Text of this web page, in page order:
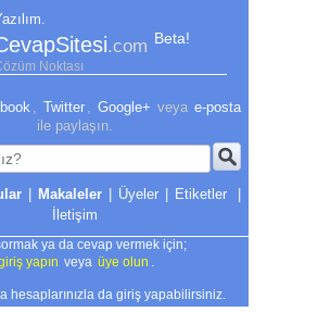
.com Beta!
Noktası
Twitter Google+ veya e-posta
ile paylaşın.
| Makaleler | Üyeler | Etiketler
|
İletişim
ya da cevap vermek için;
yapın veya üye olun
hesaplarınızla da giriş yapabilirsiniz.